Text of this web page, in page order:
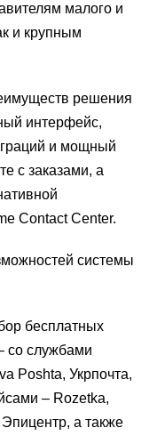
малого и
и крупным
решения
интерфейс,
и мощный
с заказами, а
Contact Center.
системы
бесплатных
со службами
Poshta, Укрпочта,
– Rozetka,
а также